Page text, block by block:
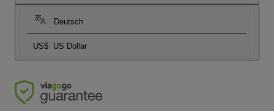
Deutsch
US$ US Dollar